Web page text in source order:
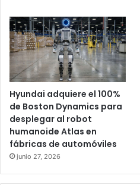
Hyundai adquiere el 100%
de Boston Dynamics para
desplegar al robot
humanoide Atlas en
fábricas de automóviles
junio 27, 2026